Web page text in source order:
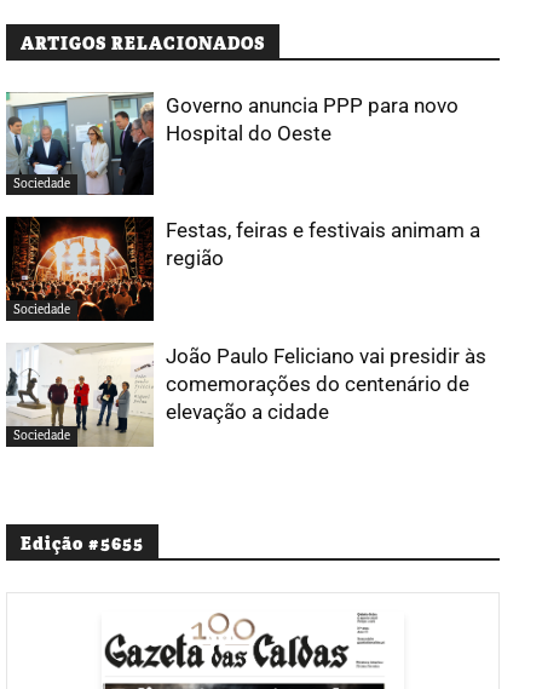
ARTIGOS RELACIONADOS
Sociedade
Governo anuncia PPP para novo
Hospital do Oeste
Sociedade
Festas, feiras e festivais animam a
região
Sociedade
João Paulo Feliciano vai presidir às
comemorações do centenário de
elevação a cidade
Edição #5655